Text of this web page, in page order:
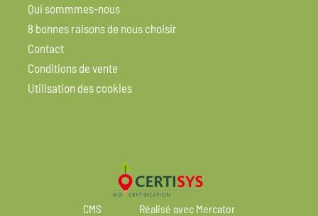
Qui sommmes-nous
8 bonnes raisons de nous choisir
Contact
Conditions de vente
Utilisation des cookies
CMS Réalisé avec Mercator